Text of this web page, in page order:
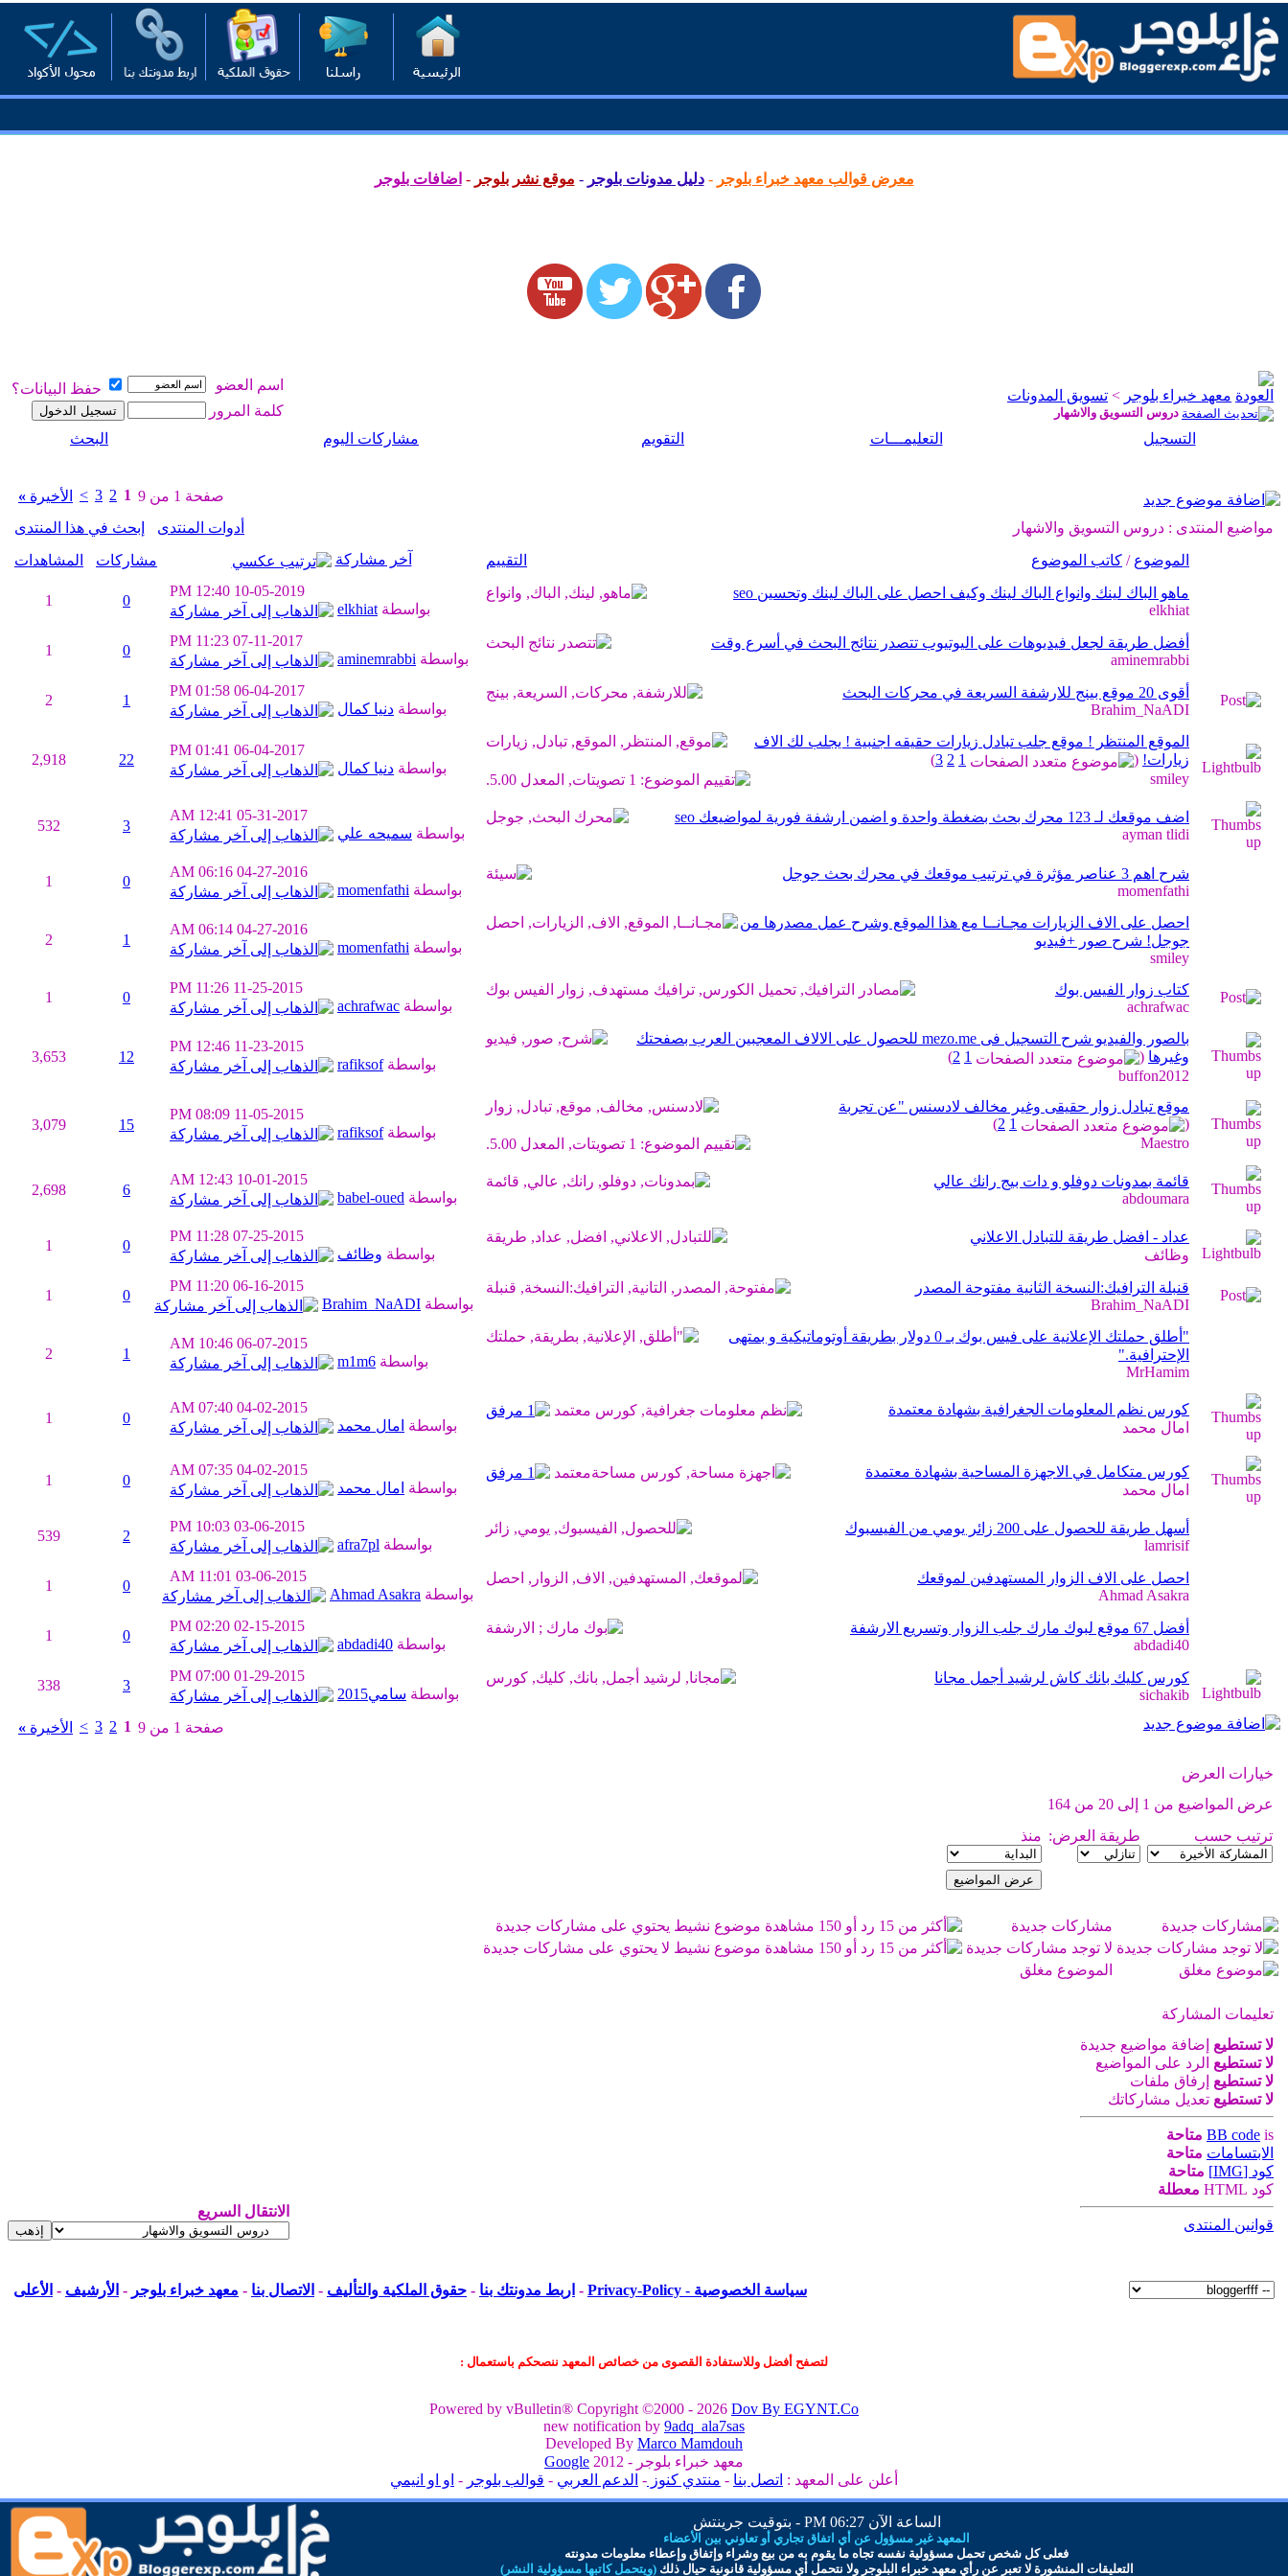
معرض قوالب معهد خبراء بلوجر -دليل مدونات بلوجر - موقع نشر بلوجر - اضافات بلوجر
معهد خبراء بلوجر > تسويق المدونات
دروس التسويق والاشهار
اسم العضو
حفظ البيانات؟
كلمة المرور
التسجيل
التعليمـــات التقويم مشاركات اليوم البحث
صفحة 1 من 9 1
2
3
> الأخيرة »
مواضيع المنتدى : دروس التسويق والاشهار أدوات المنتدى
إبحث في هذا المنتدى
التقييم
الموضوع / كاتب الموضوع آخر مشاركة مشاركات
المشاهدات
ماهو الباك لينك وانواع الباك لينك وكيف احصل على الباك لينك وتحسين seo
elkhiat
10-05-2019
12:40 PM
بواسطة elkhiat
0
1
أفضل طريقة لجعل فيديوهات على اليوتيوب تتصدر نتائج البحث في أسرع وقت
aminemrabbi
07-11-2017
11:23 PM
بواسطة aminemrabbi
0
1
أقوى 20 موقع بينج للارشفة السريعة في محركات البحث
Brahim_NaADI
06-04-2017
01:58 PM
بواسطة دنيا كمال
1
2
الموقع المنتظر ! موقع جلب تبادل زيارات حقيقه اجنبية ! يجلب لك الاف
زيارات! (
1
2
3
)
smiley
06-04-2017
01:41 PM
بواسطة دنيا كمال
22
2,918
اضف موقعك لـ 123 محرك بحث بضغطة واحدة و اضمن ارشفة فورية لمواضيعك seo
ayman tlidi
05-31-2017
12:41 AM
بواسطة سميحه علي 3
532
شرح اهم 3 عناصر مؤثرة في ترتيب موقعك في محرك بحث جوجل
momenfathi
04-27-2016
06:16 AM
بواسطة momenfathi
0
1
احصل على الاف الزيارات مجـانــا مع هذا الموقع وشرح عمل مصدرها من
جوجل! شرح صور +فيديو
smiley
04-27-2016
06:14 AM
بواسطة momenfathi
1
2
كتاب زوار الفيس بوك
achrafwac
11-25-2015
11:26 PM
بواسطة achrafwac
0
1
بالصور والفيديو شرح التسجيل فى mezo.me للحصول على الالاف المعجبين العرب بصفحتك
وغيرها (
1
2
)
buffon2012
11-23-2015
12:46 PM
بواسطةrafiksof
12
3,653
موقع تبادل زوار حقيقى وغير مخالف لادسنس "عن تجربة
(
1
2
)
Maestro
11-05-2015
08:09 PM
بواسطةrafiksof
15
3,079
قائمة بمدونات دوفلو و دات بيج رانك عالي
abdoumara
10-01-2015
12:43 AM
بواسطة babel-oued
6
2,698
عداد - افضل طريقة للتبادل الاعلاني
وظائف
07-25-2015
11:28 PM
بواسطة وظائف
0
1
قنبلة الترافيك:النسخة الثانية مفتوحة المصدر
Brahim_NaADI
06-16-2015
11:20 PM
بواسطة Brahim_NaADI
0
1
"أطلق حملتك الإعلانية على فيس بوك بـ 0 دولار بطريقة أوتوماتيكية و بمتهى
الإحترافية."
MrHamim
06-07-2015
10:46 AM
بواسطة m1m6
1
2
كورس نظم المعلومات الجغرافية بشهادة معتمدة
امال محمد
04-02-2015
07:40 AM
بواسطة امال محمد 0
1
كورس متكامل في الاجهزة المساحية بشهادة معتمدة
امال محمد
04-02-2015
07:35 AM
بواسطة امال محمد 0
1
أسهل طريقة للحصول على 200 زائر يومي من الفيسبوك
lamrisif
03-06-2015
10:03 PM
بواسطة afra7pl
2
539
احصل على الاف الزوار المستهدفين لموقعك
Ahmad Asakra
03-06-2015
11:01 AM
بواسطة Ahmad Asakra
0
1
أفضل 67 موقع لبوك مارك جلب الزوار وتسريع الارشفة
abdadi40
02-15-2015
02:20 PM
بواسطة abdadi40
0
1
كورس كليك بانك كاش لرشيد أجمل مجانا
sichakib
01-29-2015
07:00 PM
بواسطة سامي2015
3
338
صفحة 1 من 9 1
2
3
> الأخيرة »
خيارات العرض
عرض المواضيع من 1 إلى 20 من 164
ترتيب حسب
طريقة العرض: منذ
مشاركات جديدة
موضوع نشيط يحتوي على مشاركات جديدة
لا توجد مشاركات جديدة
موضوع نشيط لا يحتوي على مشاركات جديدة
الموضوع مغلق
تعليمات المشاركة
لا تستطيع إضافة مواضيع جديدة
لا تستطيع الرد على المواضيع
لا تستطيع إرفاق ملفات
لا تستطيع تعديل مشاركاتك
BB code is
متاحة
الابتسامات متاحة
كود [IMG]
متاحة
كود HTML
معطلة
قوانين المنتدى
الانتقال السريع
سياسة الخصوصية - Privacy-Policy - اربط مدونتك بنا - حقوق الملكية والتأليف - الاتصال بنا - معهد خبراء بلوجر - الأرشيف - الأعلى
لتصفح أفضل وللاستفادة القصوى من خصائص المعهد ننصحكم باستعمال :
Powered by vBulletin® Copyright ©2000 - 2026 Dov By EGYNT.Co
new notification by 9adq_ala7sas
Developed By Marco Mamdouh
معهد خبراء بلوجر - 2012
Google
أعلن على المعهد : اتصل بنا - منتدي كنوز - الدعم العربي - قوالب بلوجر - او او انيمي
الساعة الآن06:27 PM - بتوقيت جرينتش
المعهد غير مسؤول عن أي اتفاق تجاري أو تعاوني بين الأعضاء
فعلى كل شخص تحمل مسؤولية نفسه تجاه ما يقوم به من بيع وشراء وإتفاق و عطاء معلومات مدونته
التعليقات المنشورة لا تعبر عن رأي معهدخبراء البلوجر ولا نتحمل أي مسؤولية قانونية حيال ذلك(ويتحمل كاتبها مسؤولية النشر)